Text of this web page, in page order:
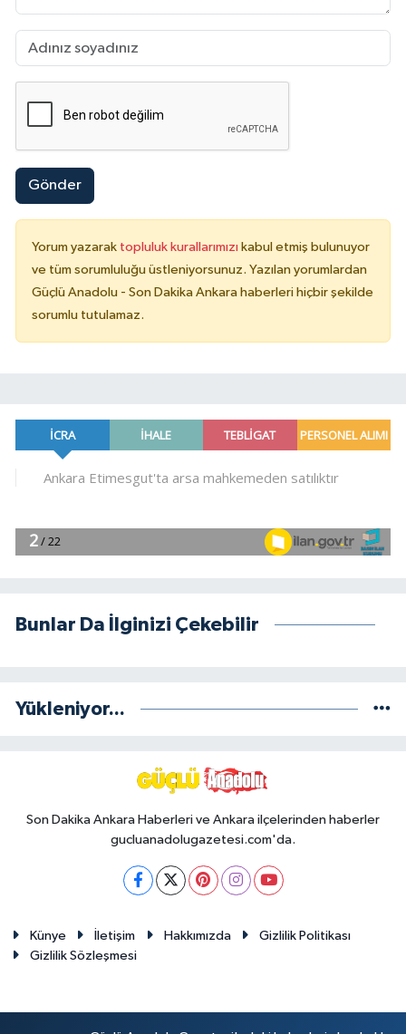
Gönder
Yorum yazarak topluluk kurallarımızı kabul etmiş bulunuyor
ve tüm sorumluluğu üstleniyorsunuz. Yazılan yorumlardan
Güçlü Anadolu - Son Dakika Ankara haberleri hiçbir şekilde
sorumlu tutulamaz.
Bunlar Da İlginizi Çekebilir
Yükleniyor...
Son Dakika Ankara Haberleri ve Ankara ilçelerinden haberler
gucluanadolugazetesi.com'da.
Künye İletişim Hakkımızda
Gizlilik Politikası
Gizlilik Sözleşmesi